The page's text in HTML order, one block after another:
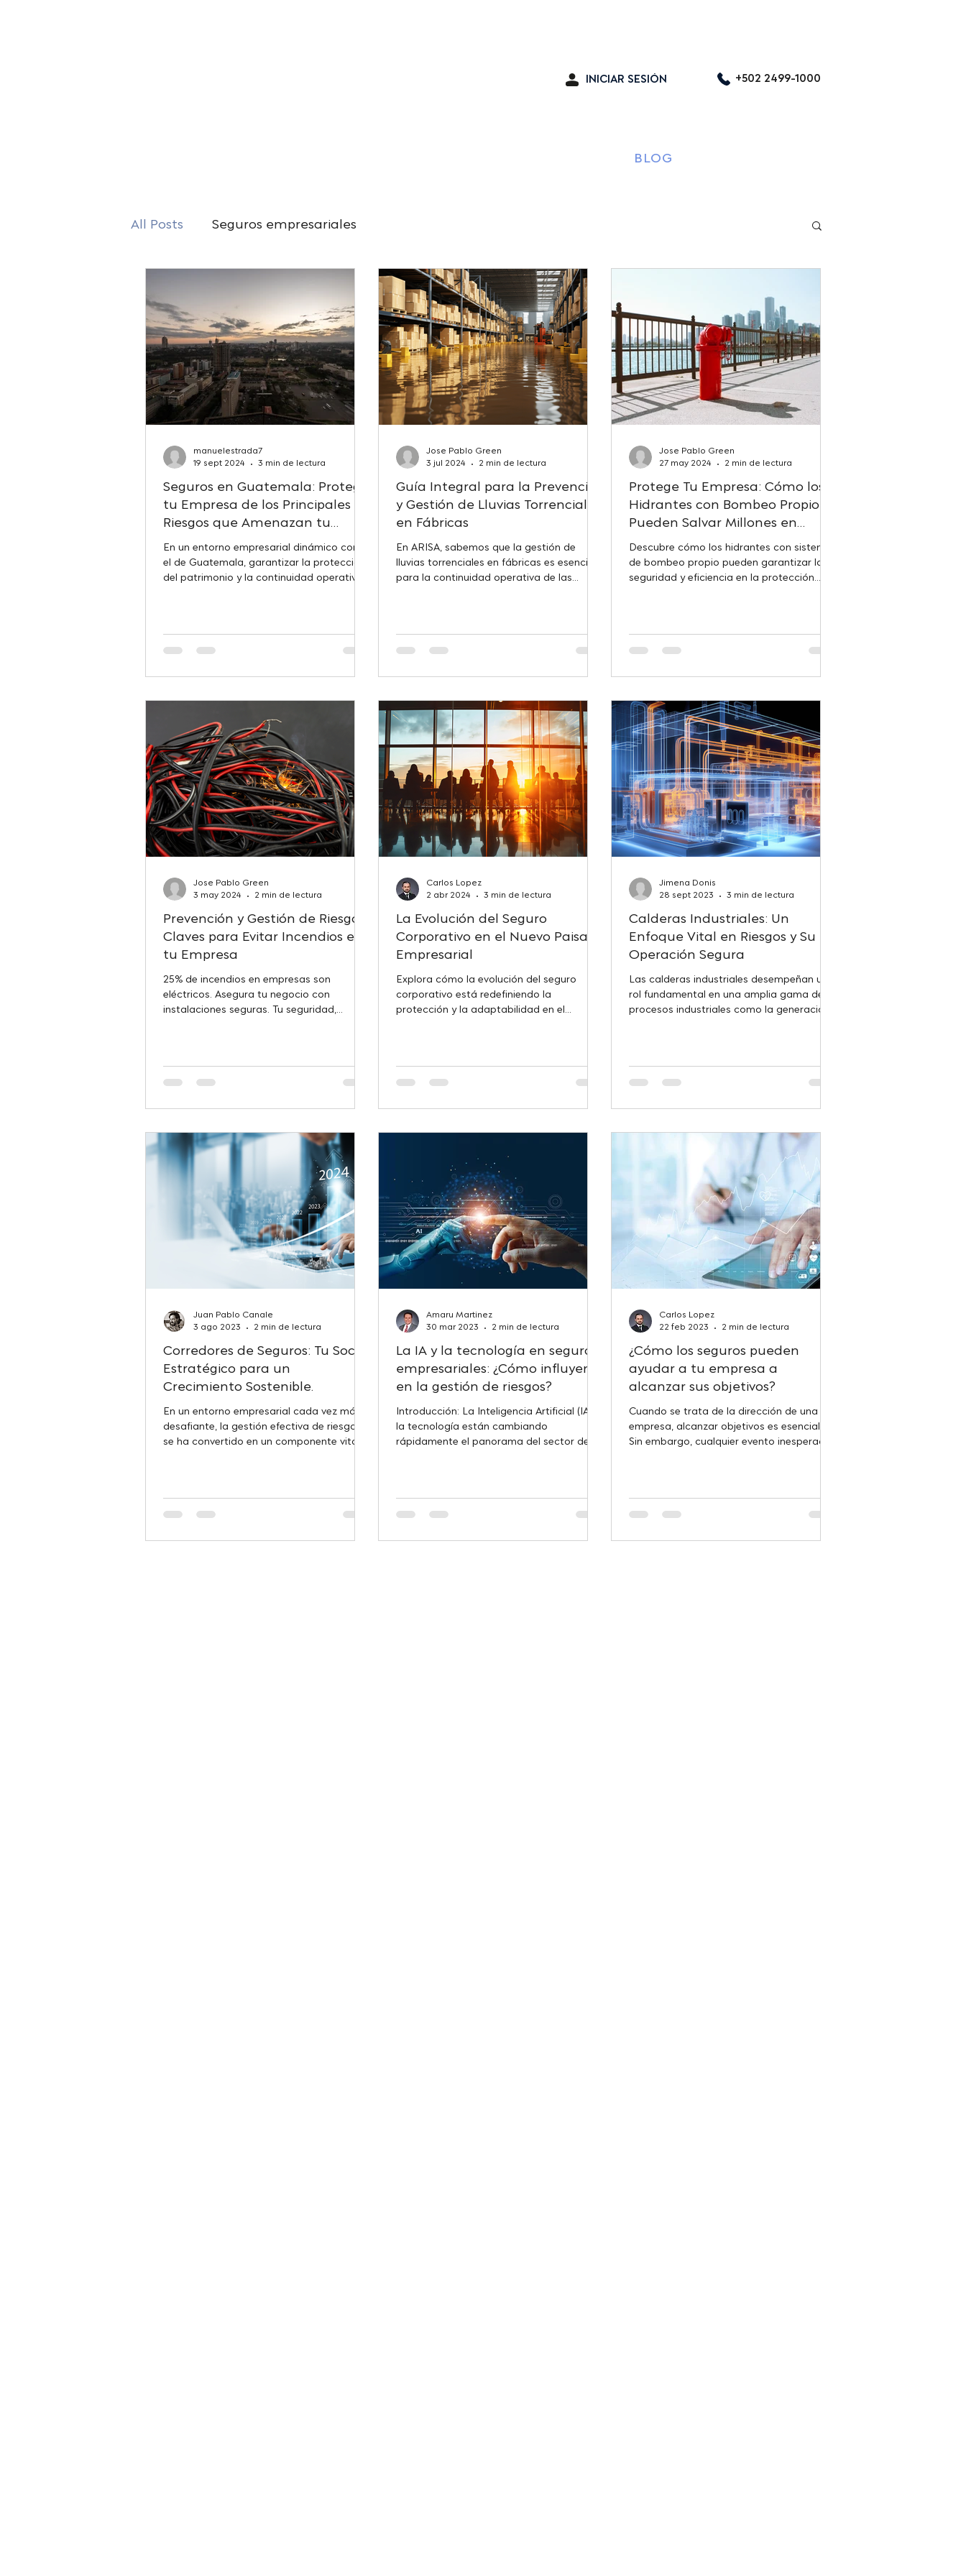
INICIAR SESIÓN +502 2499-1000
BLOG
All Posts Seguros empresariales
Seguros en Guatemala: Protege
tu Empresa de los Principales
Riesgos que Amenazan tu
Negocio
En un entorno empresarial dinámico como
el de Guatemala, garantizar la protección
del patrimonio y la continuidad operativa
manuelestrada7
19 sept 2024
3 min de lectura
Guía Integral para la Prevención
y Gestión de Lluvias Torrenciales
en Fábricas
En ARISA, sabemos que la gestión de
lluvias torrenciales en fábricas es esencial
para la continuidad operativa de las
Jose Pablo Green
3 jul 2024
2 min de lectura
Protege Tu Empresa: Cómo los
Hidrantes con Bombeo Propio
Pueden Salvar Millones en
Pérdidas y Garantizar la
Seguridad de Tus Activos
Descubre cómo los hidrantes con sistemas
de bombeo propio pueden garantizar la
seguridad y eficiencia en la protección
Jose Pablo Green
27 may 2024
2 min de lectura
Prevención y Gestión de Riesgo:
Claves para Evitar Incendios en
tu Empresa
25% de incendios en empresas son
eléctricos. Asegura tu negocio con
instalaciones seguras. Tu seguridad,
Jose Pablo Green
3 may 2024
2 min de lectura
La Evolución del Seguro
Corporativo en el Nuevo Paisaje
Empresarial
Explora cómo la evolución del seguro
corporativo está redefiniendo la
protección y la adaptabilidad en el
Carlos Lopez
2 abr 2024
3 min de lectura
Calderas Industriales: Un
Enfoque Vital en Riesgos y Su
Operación Segura
Las calderas industriales desempeñan un
rol fundamental en una amplia gama de
procesos industriales como la generación
Jimena Donis
28 sept 2023
3 min de lectura
Corredores de Seguros: Tu Socio
Estratégico para un
Crecimiento Sostenible.
En un entorno empresarial cada vez más
desafiante, la gestión efectiva de riesgos
se ha convertido en un componente vital
Juan Pablo Canale
3 ago 2023
2 min de lectura
La IA y la tecnología en seguros
empresariales: ¿Cómo influyen
en la gestión de riesgos?
Introducción: La Inteligencia Artificial (IA) y
la tecnología están cambiando
rápidamente el panorama del sector de
Amaru Martinez
30 mar 2023
2 min de lectura
¿Cómo los seguros pueden
ayudar a tu empresa a
alcanzar sus objetivos?
Cuando se trata de la dirección de una
empresa, alcanzar objetivos es esencial.
Sin embargo, cualquier evento inesperado
Carlos Lopez
22 feb 2023
2 min de lectura